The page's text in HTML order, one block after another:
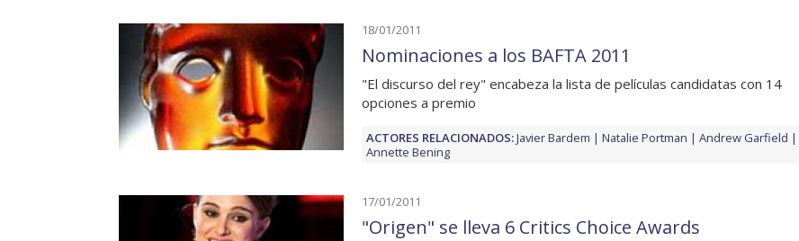
18/01/2011
Nominaciones a los BAFTA 2011
"El discurso del rey" encabeza la lista de películas candidatas con 14
opciones a premio
ACTORES RELACIONADOS:Javier Bardem Natalie Portman
Andrew Garfield
Annette Bening
17/01/2011
"Origen" se lleva 6 Critics Choice Awards